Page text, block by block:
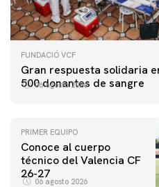
FUNDACIÓ VCF
Gran respuesta solidaria
500 donantes de sangre
06 agosto 2026
PRIMER EQUIPO
Conoce al cuerpo
técnico del Valencia CF
26-27
06 agosto 2026